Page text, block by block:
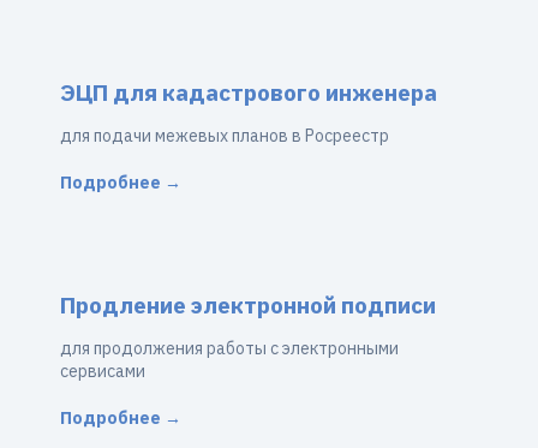
ЭЦП для кадастрового инженера
для подачи межевых планов в Росреестр
Подробнее →
Продление электронной подписи
для продолжения работы с электронными
сервисами
Подробнее →